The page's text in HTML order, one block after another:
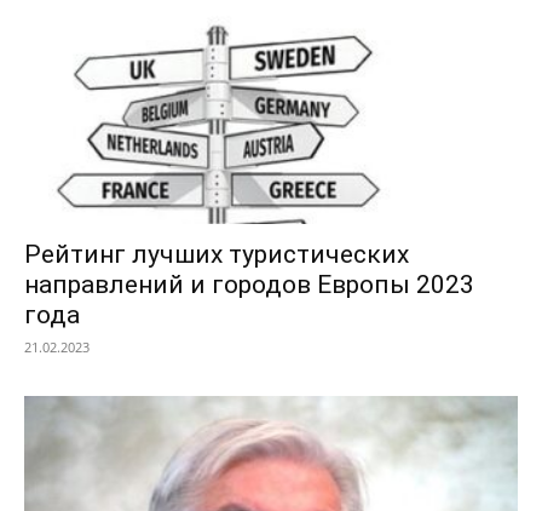
Рейтинг лучших туристических
направлений и городов Европы 2023
года
21.02.2023